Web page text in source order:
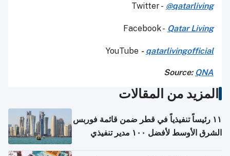
Twitter - @qatarliving
Facebook - Qatar Living
YouTube - qatarlivingofficial
Source: QNA
المزيد من المقالات
١١ رئيساً تنفيذياً في قطر ضمن قائمة فوربس
الشرق الأوسط لأفضل ١٠٠ مدير تنفيذي